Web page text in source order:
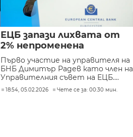
ЕЦБ запази лихвата от
2% непроменена
Първо участие на управителя на
БНБ Димитър Радев като член на
Управителния съвет на ЕЦБ....
18:54, 05.02.2026 Чете се за: 00:30 мин.